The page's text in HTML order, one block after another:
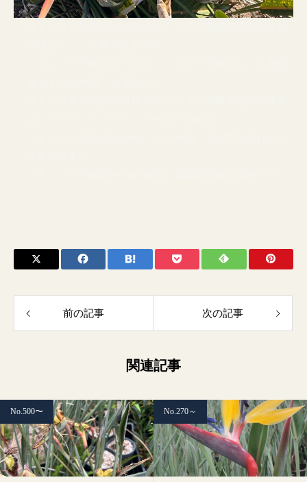
前の記事 次の記事
関連記事
No.500〜 No.270～